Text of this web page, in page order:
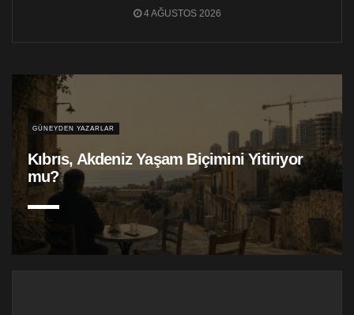
4 AĞUSTOS 2026
GÜNEYDEN YAZARLAR
Kıbrıs, Akdeniz Yaşam Biçimini Yitiriyor
mu?